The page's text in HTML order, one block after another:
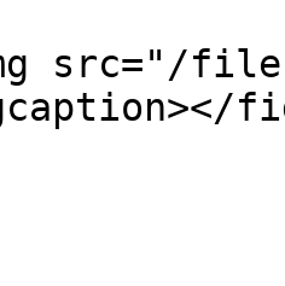
src="/files/